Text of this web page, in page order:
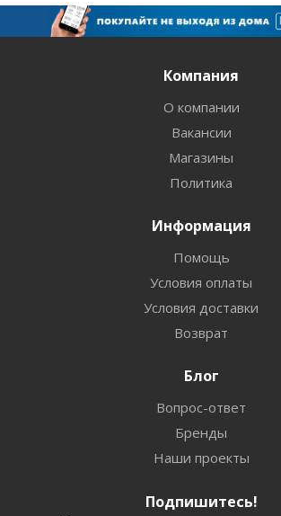
Компания
О компании
Вакансии
Магазины
Политика
Информация
Помощь
Условия оплаты
Условия доставки
Возврат
Блог
Вопрос-ответ
Бренды
Наши проекты
Подпишитесь!